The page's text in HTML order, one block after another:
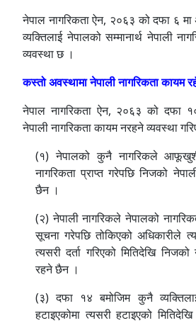
नेपाल नागरिकता ऐन, २०६३ को दफा ६ मा
व्यक्तिलाई नेपालको सम्मानार्थ नेपाली
व्यवस्था छ ।
कस्तो अवस्थामा नेपाली नागरिकता कायम
नेपाल नागरिकता ऐन, २०६३ को दफा
नेपाली नागरिकता कायम नरहने व्यवस्था
(१) नेपालको कुनै नागरिकले
नागरिकता प्राप्त गरेपछि निजको
छैन ।
(२) नेपाली नागरिकले नेपालको
सूचना गरेपछि तोकिएको अधिकारीले
त्यसरी दर्ता गरिएको मितिदेखि
रहने छैन ।
(३) दफा १४ बमोजिम कुनै
हटाइएकोमा त्यसरी हटाइएको